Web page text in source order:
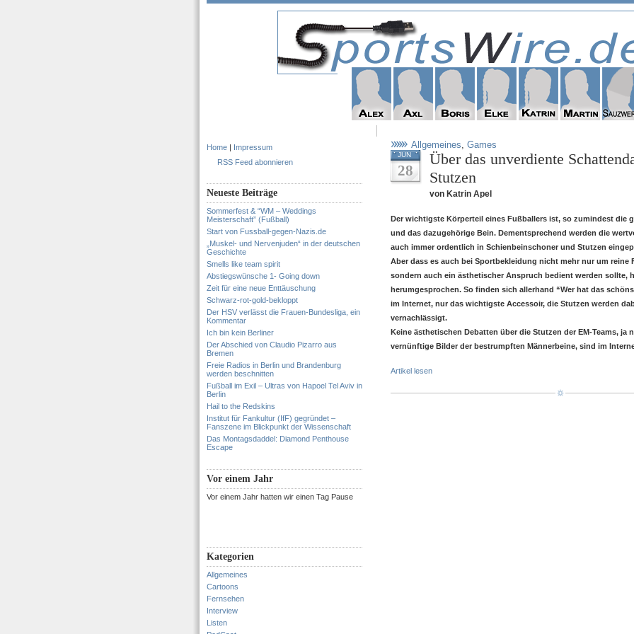
Home | Impressum
RSS Feed abonnieren
Neueste Beiträge
Sommerfest & “WM – Weddings
Meisterschaft” (Fußball)
Start von Fussball-gegen-Nazis.de
„Muskel- und Nervenjuden“ in der deutschen
Geschichte
Smells like team spirit
Abstiegswünsche 1- Going down
Zeit für eine neue Enttäuschung
Schwarz-rot-gold-bekloppt
Der HSV verlässt die Frauen-Bundesliga, ein
Kommentar
Ich bin kein Berliner
Der Abschied von Claudio Pizarro aus
Bremen
Freie Radios in Berlin und Brandenburg
werden beschnitten
Fußball im Exil – Ultras von Hapoel Tel Aviv in
Berlin
Hail to the Redskins
Institut für Fankultur (IfF) gegründet –
Fanszene im Blickpunkt der Wissenschaft
Das Montagsdaddel: Diamond Penthouse
Escape
Vor einem Jahr
Vor einem Jahr hatten wir einen Tag Pause
Kategorien
Allgemeines
Cartoons
Fernsehen
Interview
Listen
Allgemeines, Games
JUN
28
Über das unverdiente
Stutzen
von Katrin Apel
Der wichtigste Körperteil eines Fußballers ist, so zumindest die
und das dazugehörige Bein. Dementsprechend werden die
auch immer ordentlich in Schienbeinschoner und Stutzen
Aber dass es auch bei Sportbekleidung nicht mehr nur um reine
sondern auch ein ästhetischer Anspruch bedient werden sollte,
herumgesprochen. So finden sich allerhand “Wer hat das
im Internet, nur das wichtigste Accessoir, die Stutzen werden
vernachlässigt.
Keine ästhetischen Debatten über die Stutzen der EM-Teams, ja
vernünftige Bilder der bestrumpften Männerbeine, sind im
Artikel lesen